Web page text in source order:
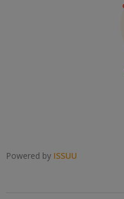
Powered by ISSUU